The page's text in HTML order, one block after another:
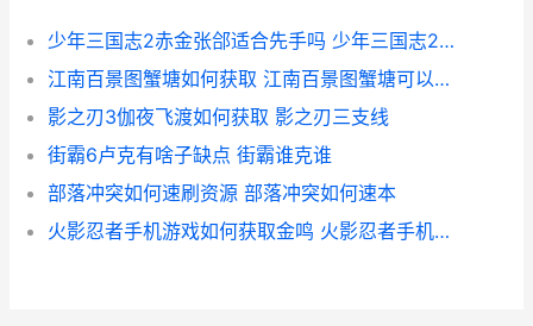
少年三国志2赤金张郃适合先手吗 少年三国志2赤铜罗盘怎么用
江南百景图蟹塘如何获取 江南百景图蟹塘可以产珍贵的螃蟹吗
影之刃3伽夜飞渡如何获取 影之刃三支线
街霸6卢克有啥子缺点 街霸谁克谁
部落冲突如何速刷资源 部落冲突如何速本
火影忍者手机游戏如何获取金鸣 火影忍者手机游戏排行榜